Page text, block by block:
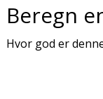
Beregn
Hvor god er